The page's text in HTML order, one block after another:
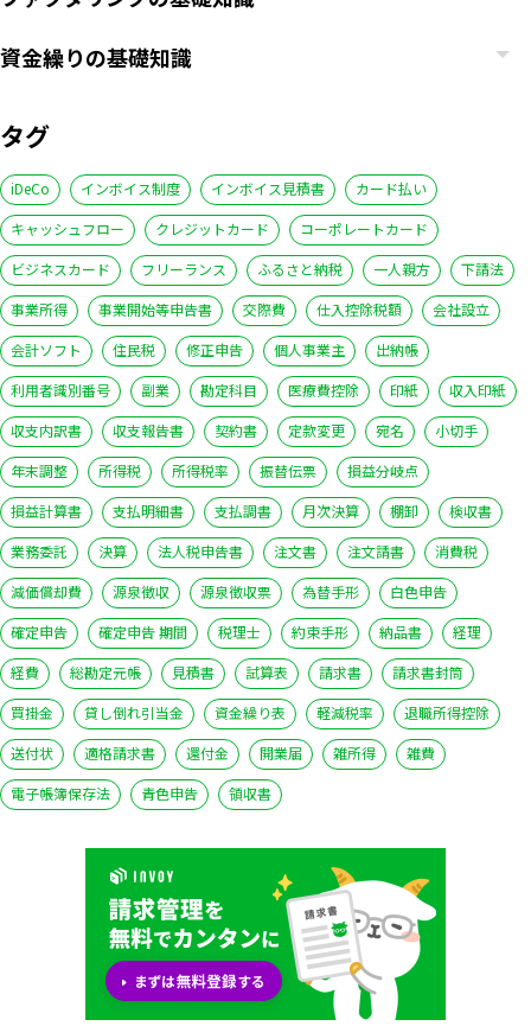
資金繰りの基礎知識
タグ
iDeCo インボイス制度 インボイス見積書
カード払い
キャッシュフロー
クレジットカード
コーポレートカード
ビジネスカード
フリーランス ふるさと納税 一人親方
下請法
事業所得
事業開始等申告書 交際費 仕入控除税額
会社設立
会計ソフト
住民税 修正申告 個人事業主
出納帳
利用者識別番号
副業 勘定科目 医療費控除 印紙
収入印紙
収支内訳書
収支報告書 契約書 定款変更 宛名
小切手
年末調整
所得税 所得税率 振替伝票
損益分岐点
損益計算書
支払明細書 支払調書 月次決算 棚卸
検収書
業務委託
決算 法人税申告書 注文書 注文請書
消費税
減価償却費
源泉徴収 源泉徴収票 為替手形
白色申告
確定申告
確定申告 期間 税理士 約束手形 納品書
経理
経費
総勘定元帳 見積書 試算表 請求書
請求書封筒
買掛金
貸し倒れ引当金 資金繰り表 軽減税率
退職所得控除
送付状
適格請求書 還付金 開業届 雑所得
雑費
電子帳簿保存法
青色申告 領収書